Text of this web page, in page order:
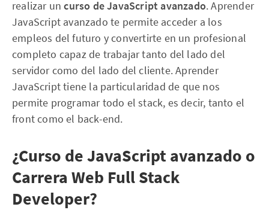
realizar uncurso de JavaScript avanzado. Aprender
JavaScript avanzado te permite acceder a los
empleos del futuro y convertirte en un profesional
completo capaz de trabajar tanto del lado del
servidor como del lado del cliente. Aprender
JavaScript tiene la particularidad de que nos
permite programar todo el stack, es decir, tanto el
front como el back-end.
¿Curso de JavaScript avanzado o
Carrera Web Full Stack
Developer?